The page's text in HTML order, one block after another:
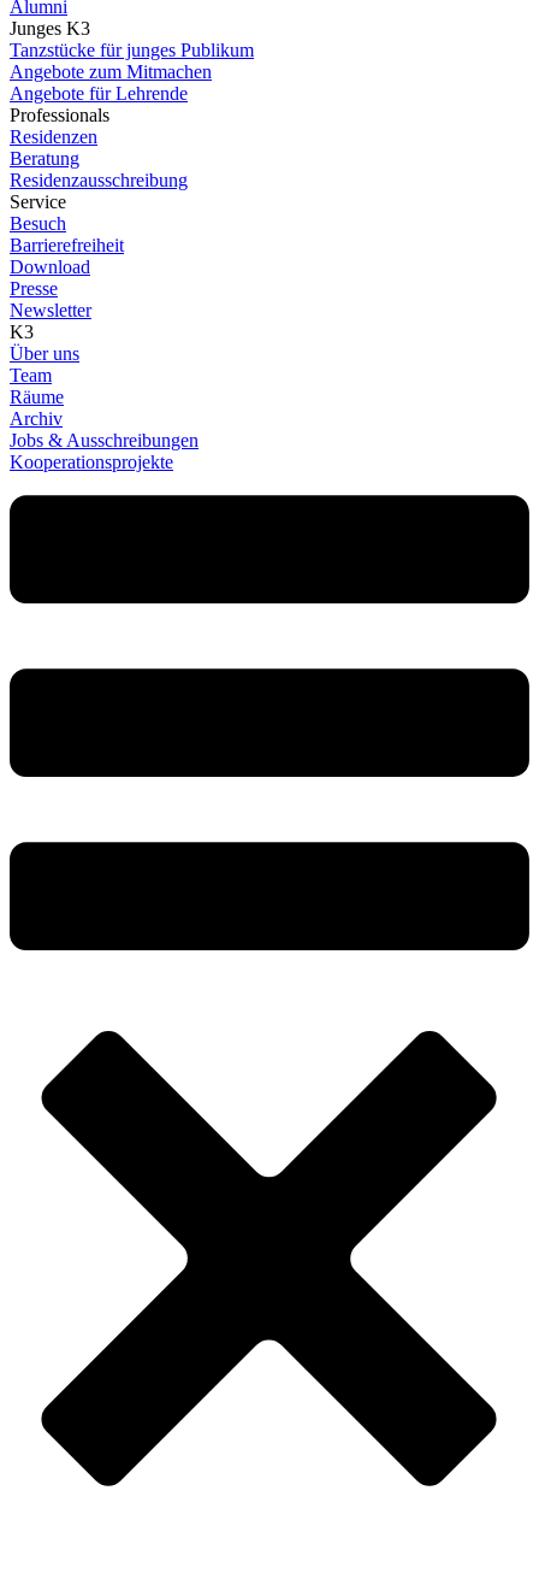
Alumni
Junges K3
Tanzstücke für junges Publikum
Angebote zum Mitmachen
Angebote für Lehrende
Professionals
Residenzen
Beratung
Residenzausschreibung
Service
Besuch
Barrierefreiheit
Download
Presse
Newsletter
K3
Über uns
Team
Räume
Archiv
Jobs & Ausschreibungen
Kooperationsprojekte